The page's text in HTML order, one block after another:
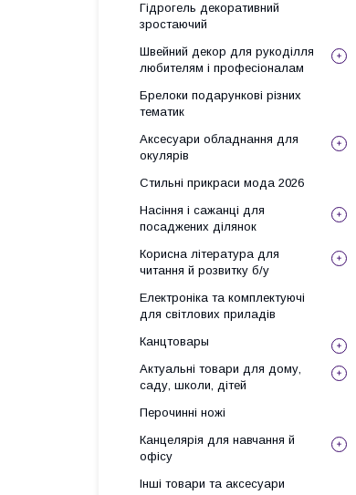
Гідрогель декоративний
зростаючий
Швейний декор для рукоділля
любителям і професіоналам
Брелоки подарункові різних
тематик
Аксесуари обладнання для
окулярів
Стильні прикраси мода 2026
Насіння і сажанці для
посаджених ділянок
Корисна література для
читання й розвитку б/у
Електроніка та комплектуючі
для світлових приладів
Канцтовары
Актуальні товари для дому,
саду, школи, дітей
Перочинні ножі
Канцелярія для навчання й
офісу
Інші товари та аксесуари